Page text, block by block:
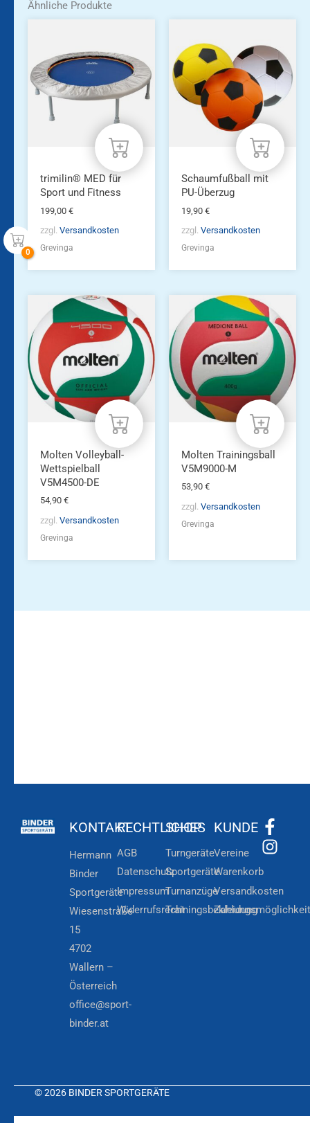
Ähnliche Produkte
trimilin® MED für
Sport und Fitness
199,00 €
zzgl. Versandkosten
Grevinga
Schaumfußball mit
PU-Überzug
19,90 €
zzgl. Versandkosten
Grevinga
Molten Volleyball-
Wettspielball
V5M4500-DE
54,90 €
zzgl. Versandkosten
Grevinga
Molten Trainingsball
V5M9000-M
53,90 €
zzgl. Versandkosten
Grevinga
KONTAKT
Hermann
Binder
Sportgeräte
Wiesenstraße
15
4702
Wallern –
Österreich
office@sport-
binder.at
RECHTLICHES
AGB
Datenschutz
Impressum
Widerrufsrecht
SHOP
Turngeräte
Sportgeräte
Turnanzüge
Trainingsbekleidung
KUNDE
Vereine
Warenkorb
Versandkosten
© 2026 BINDER SPORTGERÄTE